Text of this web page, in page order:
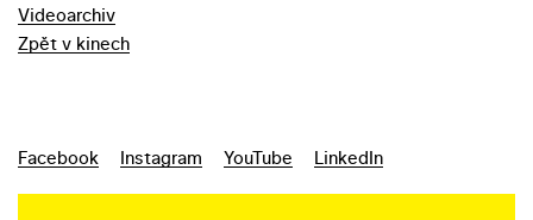
Videoarchiv
Zpět v kinech
Facebook Instagram YouTube LinkedIn